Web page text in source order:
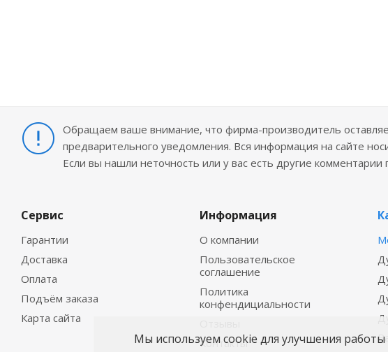
Обращаем ваше внимание, что фирма-производитель
предварительного уведомления. Вся информация на сайте
Если вы нашли неточность или у вас есть другие
Сервис
Гарантии
Доставка
Оплата
Подъём заказа
Карта сайта
Информация
О компании
Пользовательское
соглашение
Политика
конфендициальности
Контакты
Мы используем cookie для улучшения